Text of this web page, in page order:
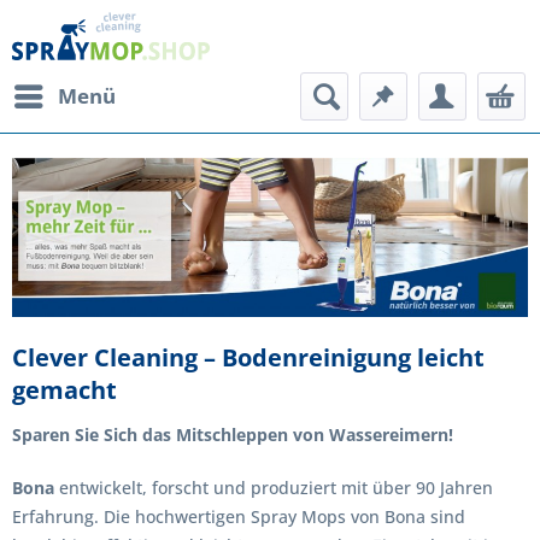
Menü
Clever Cleaning – Bodenreinigung leicht
gemacht
Sparen Sie Sich das Mitschleppen von Wassereimern!
Bona entwickelt, forscht und produziert mit über 90 Jahren
Erfahrung. Die hochwertigen Spray Mops von Bona sind